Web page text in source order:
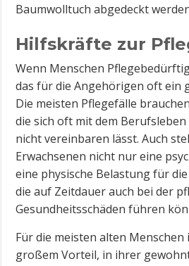
Baumwolltuch abgedeckt
Hilfskräfte zur
Wenn Menschen
das für die Angehörigen oft ein
Die meisten Pflegefälle
die sich oft mit dem
nicht vereinbaren lässt. Auch
Erwachsenen nicht nur eine
eine physische Belastung für
die auf Zeitdauer auch bei der
Gesundheitsschäden führen
Für die meisten alten Menschen
großem Vorteil, in ihrer